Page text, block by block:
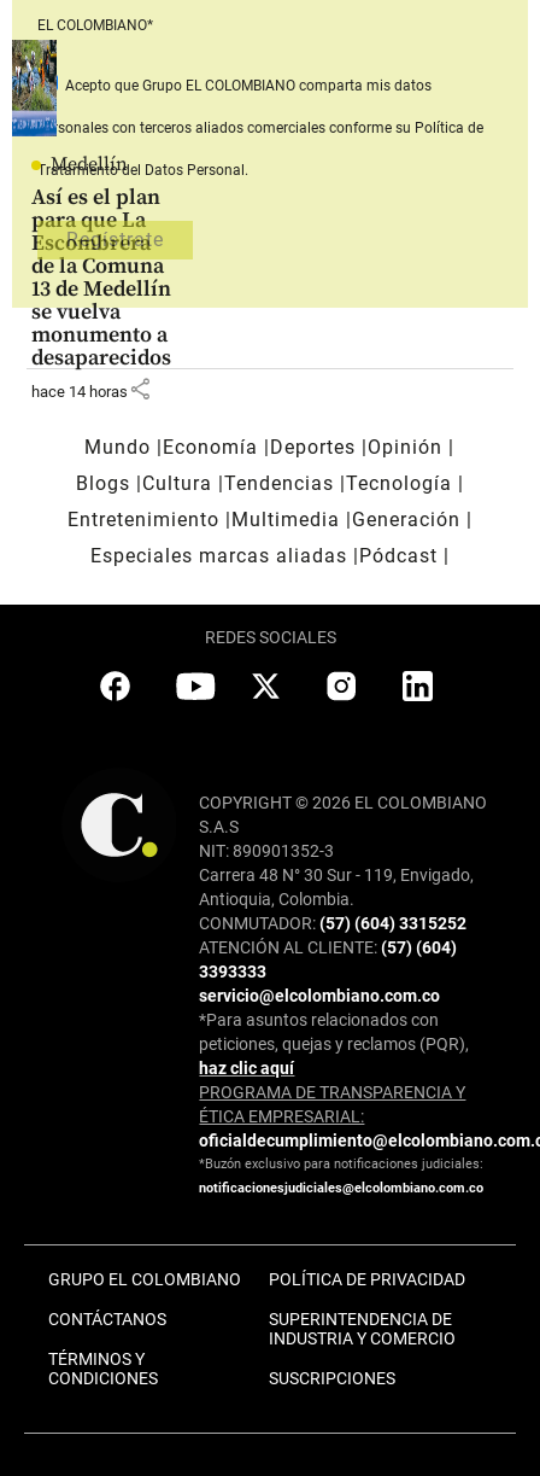
Medellín
Así es el plan
para que La
Escombrera
de la Comuna
13 de Medellín
se vuelva
monumento a
desaparecidos
hace 14 horas share
EL COLOMBIANO*
Acepto que Grupo EL COLOMBIANOcomparta mis datos
personales con terceros aliados comerciales conforme su Política de
Tratamiento del Datos Personal.
Mundo Economía Deportes
Opinión
Blogs
Cultura Tendencias Tecnología
Entretenimiento
Multimedia
Generación
Especiales marcas aliadas
Pódcast
REDES SOCIALES
COPYRIGHT © 2026 EL COLOMBIANO
S.A.S
NIT: 890901352-3
Carrera 48 N° 30 Sur - 119, Envigado,
Antioquia, Colombia.
CONMUTADOR:(57) (604) 3315252
ATENCIÓN AL CLIENTE:(57) (604)
3393333
servicio@elcolombiano.com.co
*Para asuntos relacionados con
peticiones, quejas y reclamos (PQR),
haz clic aquí
PROGRAMA DE TRANSPARENCIA Y
ÉTICA EMPRESARIAL:
*Buzón exclusivo para notificaciones judiciales:
notificacionesjudiciales@elcolombiano.com.co
GRUPO EL COLOMBIANO
CONTÁCTANOS
TÉRMINOS Y
CONDICIONES
POLÍTICA DE PRIVACIDAD
SUPERINTENDENCIA DE
INDUSTRIA Y COMERCIO
SUSCRIPCIONES